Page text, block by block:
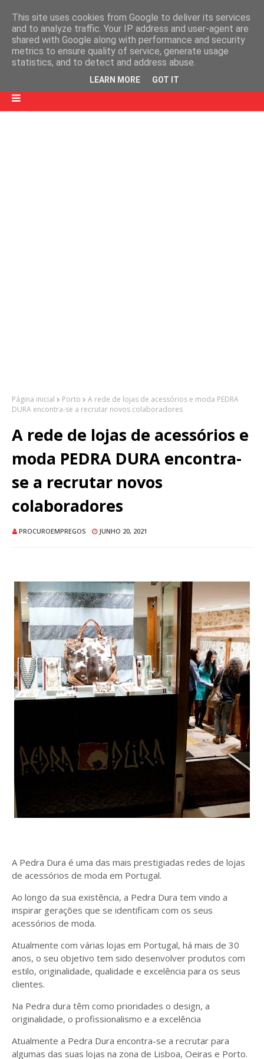
Página inicial Porto
A rede de lojas de acessórios e moda PEDRA
DURA encontra-se a recrutar novos colaboradores
A rede de lojas de acessórios e
moda PEDRA DURA encontra-
se a recrutar novos
colaboradores
PROCUROEMPREGOS JUNHO 20, 2021
A Pedra Dura é uma das mais prestigiadas redes de lojas
de acessórios de moda em Portugal.
Ao longo da sua existência, a Pedra Dura tem vindo a
inspirar gerações que se identificam com os seus
acessórios de moda.
Atualmente com várias lojas em Portugal, há mais de 30
anos, o seu objetivo tem sido desenvolver produtos com
estilo, originalidade, qualidade e excelência para os seus
clientes.
Na Pedra dura têm como prioridades o design, a
originalidade, o profissionalismo e a excelência
Atualmente a Pedra Dura encontra-se a recrutar para
algumas das suas lojas na zona de Lisboa, Oeiras e Porto.
This site uses cookies from Google to deliver its services
and to analyze traffic. Your IP address and user-agent are
shared with Google along with performance and security
metrics to ensure quality of service, generate usage
statistics, and to detect and address abuse.
LEARN MORE GOT IT